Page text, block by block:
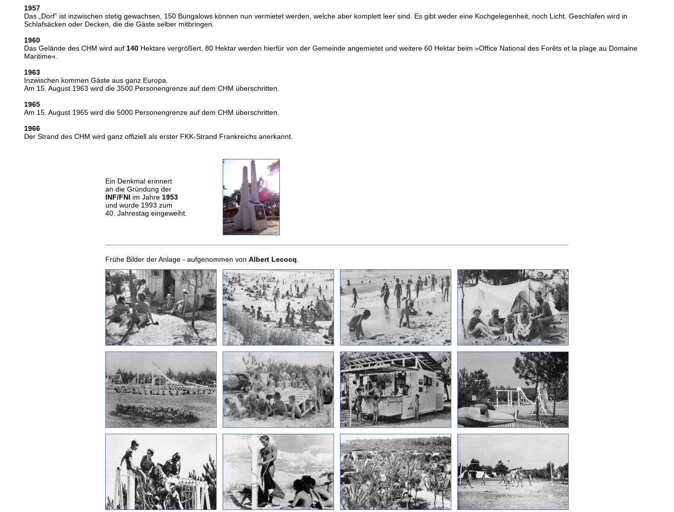
1957
Das „Dorf” ist inzwischen stetig gewachsen, 150 Bungalows können nun vermietet werden, welche aber komplett leer sind. Es gibt weder eine Kochgelegenheit, noch Licht. Geschlafen wird in
Schlafsäcken oder Decken, die die Gäste selber mitbringen.
1960
Das Gelände des CHM wird auf 140 Hektare vergrößert. 80 Hektar werden hierfür von der Gemeinde angemietet und weitere 60 Hektar beim »Office National des Forêts et la plage au Domaine
Maritime«.
1963
Inzwischen kommen Gäste aus ganz Europa.
Am 15. August 1963 wird die 3500 Personengrenze auf dem CHM überschritten.
1965
Am 15. August 1965 wird die 5000 Personengrenze auf dem CHM überschritten.
1966
Der Strand des CHM wird ganz offiziell als erster FKK-Strand Frankreichs anerkannt.
Ein Denkmal erinnert
an die Gründung der
INF/FNI im Jahre 1953
und wurde 1993 zum
40. Jahrestag eingeweiht.
Frühe Bilder der Anlage - aufgenommen von Albert Lecocq